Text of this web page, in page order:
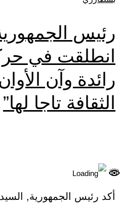
رئيس
انطلقت في
رائدة وآن
الثقافة تاجا لها”
أكد رئيس الجمهورية,